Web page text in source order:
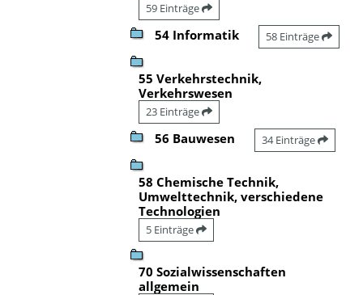
59 Einträge
54 Informatik 58 Einträge
55 Verkehrstechnik,
Verkehrswesen
23 Einträge
56 Bauwesen 34 Einträge
58 Chemische Technik,
Umwelttechnik, verschiedene
Technologien
5 Einträge
70 Sozialwissenschaften
allgemein